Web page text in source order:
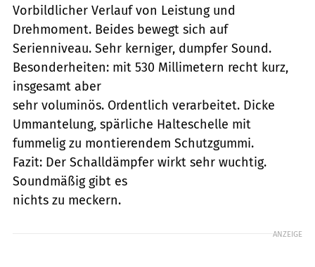
Vorbildlicher Verlauf von Leistung und
Drehmoment. Beides bewegt sich auf
Serienniveau. Sehr kerniger, dumpfer Sound.
Besonderheiten: mit 530 Millimetern recht kurz,
insgesamt aber
sehr voluminös. Ordentlich verarbeitet. Dicke
Ummantelung, spärliche Halteschelle mit
fummelig zu montierendem Schutzgummi.
Fazit: Der Schalldämpfer wirkt sehr wuchtig.
Soundmäßig gibt es
nichts zu meckern.
ANZEIGE